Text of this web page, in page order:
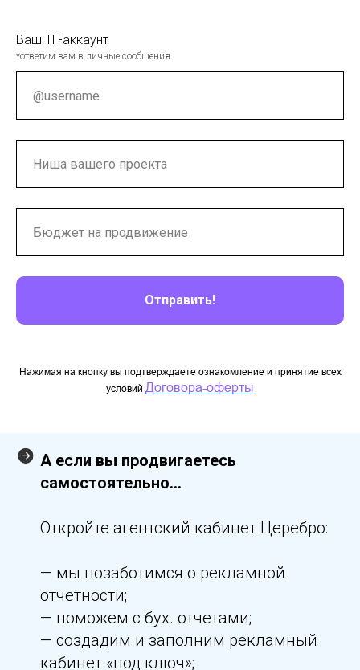
Ваш ТГ-аккаунт
*ответим вам в личные сообщения
Отправить!
Нажимая на кнопку вы подтверждаете ознакомление и принятие всех
условий Договора-оферты
А если вы продвигаетесь
самостоятельно...
Откройте агентский кабинет Церебро:
— мы позаботимся о рекламной
отчетности;
— поможем с бух. отчетами;
— создадим и заполним рекламный
кабинет «под ключ»;